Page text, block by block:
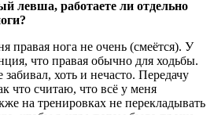
работаете ли отдельно
правая нога не очень (смеётся). У
что правая обычно для ходьбы.
хоть и нечасто. Передачу
что считаю, что всё у меня
на тренировках не перекладывать